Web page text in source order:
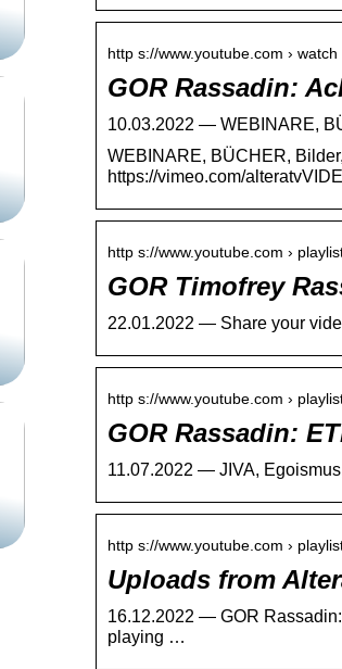
http s://www.youtube.com › watch
GOR Rassadin:
10.03.2022 — WEBINARE,
WEBINARE, BÜCHER,
https://vimeo.com/
http s://www.youtube.com ›
GOR Timofrey
22.01.2022 — Share your
http s://www.youtube.com ›
GOR Rassadin:
11.07.2022 — JIVA,
http s://www.youtube.com ›
Uploads from
16.12.2022 — GOR Rassadin:
playing …